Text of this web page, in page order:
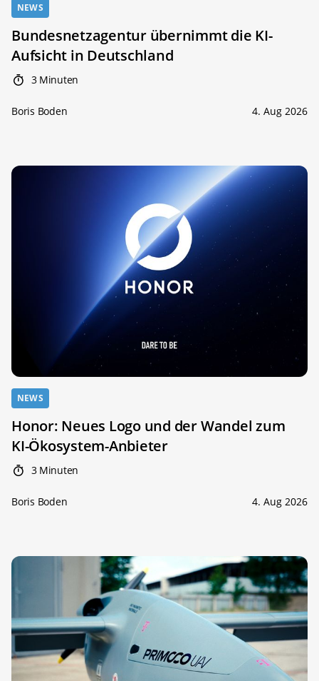
NEWS
Bundesnetzagentur übernimmt die KI-
Aufsicht in Deutschland
3 Minuten
Boris Boden 4. Aug 2026
NEWS
Honor: Neues Logo und der Wandel zum
KI-Ökosystem-Anbieter
3 Minuten
Boris Boden 4. Aug 2026